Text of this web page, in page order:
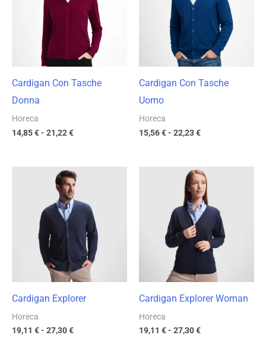
Cardigan Con Tasche
Donna
Horeca
14,85€- 21,22€
21,22 €
Cardigan Con Tasche
Uomo
Horeca
15,56€- 22,23€
22,23 €
Cardigan Explorer
Horeca
19,11 €- 27,30€
Fascia
di
prezzo:
da
19,11 €
27,30 €
Cardigan Explorer Woman
Horeca
19,11 €- 27,30€
Fascia
di
prezzo:
da
19,11 €
27,30 €